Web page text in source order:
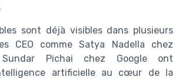
sont déjà visibles dans plusieurs
CEO comme Satya Nadella chez
Pichai chez Google ont
artificielle au cœur de la